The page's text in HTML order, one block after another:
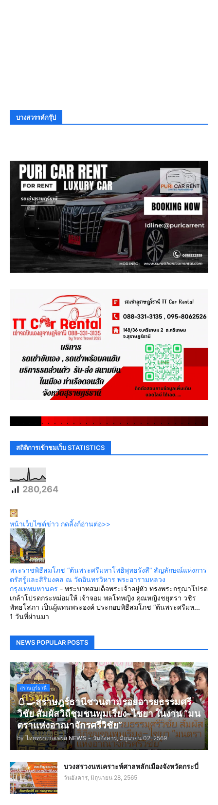
บางสวรรค์กรุ๊ป
. . . . . . . . . . . . . . . . . . . . . . . .
สถิติการเข้าชมเว็บ STATISTICS
280,264
หน้าเว็บไซต์ข่าว กดลิ้งก์อ่านต่อ>>
พระราชพิธีสมโภช “ต้นพระศรีมหาโพธิพุทธรังสี” สัญลักษณ์แห่งการ
ตรัสรู้และสิริมงคล ณ วัดอินทรวิหาร พระอารามหลวง
กรุงเทพมหานคร - พระบาทสมเด็จพระเจ้าอยู่หัว ทรงพระกรุณาโปรด
เกล้าโปรดกระหม่อมให้ เจ้าจอม พลโทหญิง คุณหญิงชยุตรา วชิร
พัทธโสภา เป็นผู้แทนพระองค์ ประกอบพิธีสมโภช “ต้นพระศรีมห...
1 วันที่ผ่านมา
NEWS POPULAR POSTS
สุราษฎร์ธานี
🥚🍳สุราษฎร์ธานีชวนตามรอยอารยธรรมศรี
วิชัย สัมผัสวิถีชุมชนพุมเรียง–ไชยา ในงาน “มน
ตราแห่งอาณาจักรศรีวิชัย”
by ไทยทราเวลเพรส NEWS - วันอังคาร, มิถุนายน 02, 2569
บวงสรวงนพเคราะห์ศาลหลักเมืองจังหวัดกระบี่
วันอังคาร, มิถุนายน 28, 2565